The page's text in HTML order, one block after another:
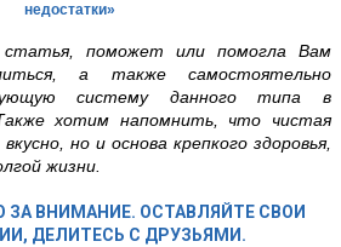
недостатки»
поможет или помогла Вам
а также самостоятельно
систему данного типа в
хотим напомнить, что чистая
но и основа крепкого здоровья,
жизни.
ЗА ВНИМАНИЕ. ОСТАВЛЯЙТЕ СВОИ
ДЕЛИТЕСЬ С ДРУЗЬЯМИ.